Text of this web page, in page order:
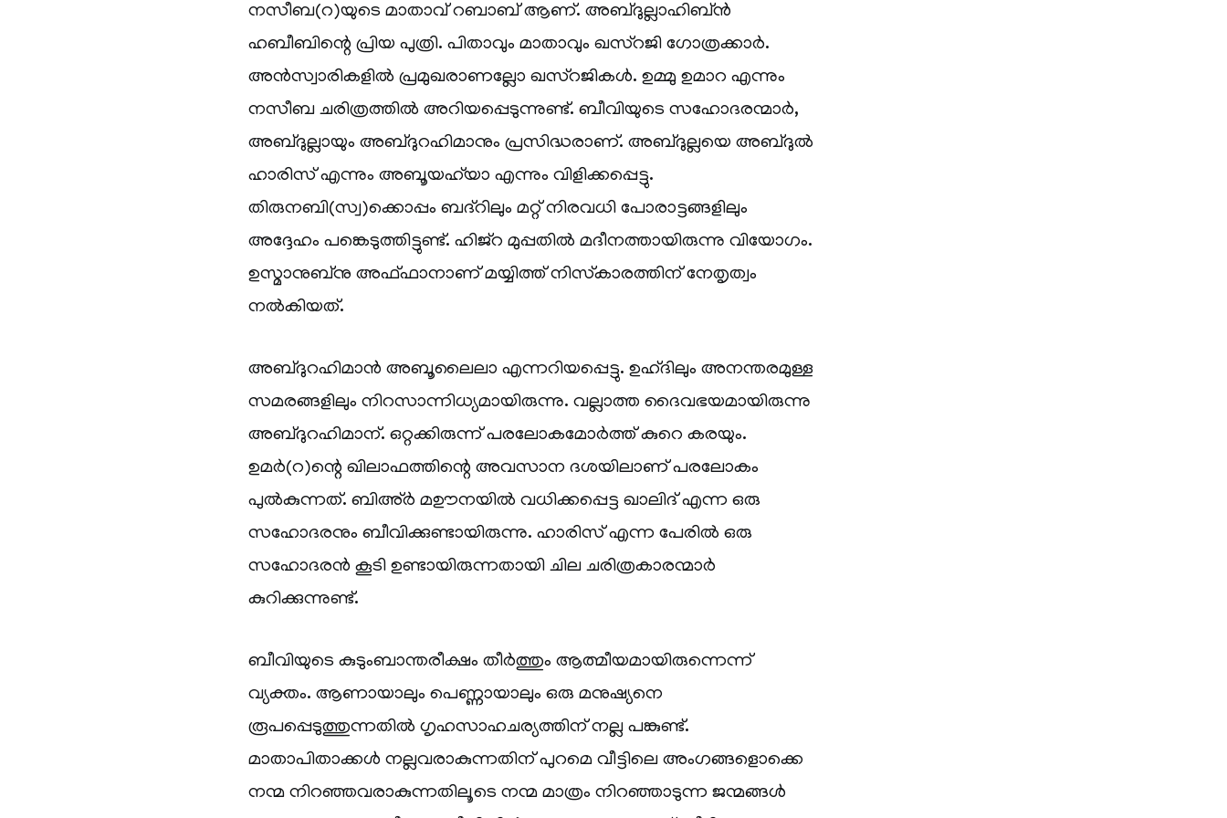
നസീബ(റ)യുടെ മാതാവ് റബാബ് ആണ്. അബ്ദുല്ലാഹിബ്ൻ
ഹബീബിന്റെ പ്രിയ പുത്രി. പിതാവും മാതാവും ഖസ്‌റജി ഗോത്രക്കാർ.
അൻസ്വാരികളിൽ പ്രമുഖരാണല്ലോ ഖസ്‌റജികൾ. ഉമ്മു ഉമാറ എന്നും
നസീബ ചരിത്രത്തിൽ അറിയപ്പെടുന്നുണ്ട്. ബീവിയുടെ സഹോദരന്മാർ,
അബ്ദുല്ലായും അബ്ദുറഹിമാനും പ്രസിദ്ധരാണ്. അബ്ദുല്ലയെ അബ്ദുൽ
ഹാരിസ് എന്നും അബൂയഹ്‌യാ എന്നും വിളിക്കപ്പെട്ടു.
തിരുനബി(സ്വ)ക്കൊപ്പം ബദ്‌റിലും മറ്റ് നിരവധി പോരാട്ടങ്ങളിലും
അദ്ദേഹം പങ്കെടുത്തിട്ടുണ്ട്. ഹിജ്‌റ മുപ്പതിൽ മദീനത്തായിരുന്നു വിയോഗം.
ഉസ്മാനുബ്‌നു അഫ്ഫാനാണ് മയ്യിത്ത് നിസ്‌കാരത്തിന് നേതൃത്വം
നൽകിയത്.
അബ്ദുറഹിമാൻ അബൂലൈലാ എന്നറിയപ്പെട്ടു. ഉഹ്ദിലും അനന്തരമുള്ള
സമരങ്ങളിലും നിറസാന്നിധ്യമായിരുന്നു. വല്ലാത്ത ദൈവഭയമായിരുന്നു
അബ്ദുറഹിമാന്. ഒറ്റക്കിരുന്ന് പരലോകമോർത്ത് കുറെ കരയും.
ഉമർ(റ)ന്റെ ഖിലാഫത്തിന്റെ അവസാന ദശയിലാണ് പരലോകം
പുൽകുന്നത്. ബിഅ്ർ മഊനയിൽ വധിക്കപ്പെട്ട ഖാലിദ് എന്ന ഒരു
സഹോദരനും ബീവിക്കുണ്ടായിരുന്നു. ഹാരിസ് എന്ന പേരിൽ ഒരു
സഹോദരൻ കൂടി ഉണ്ടായിരുന്നതായി ചില ചരിത്രകാരന്മാർ
കുറിക്കുന്നുണ്ട്.
ബീവിയുടെ കുടുംബാന്തരീക്ഷം തീർത്തും ആത്മീയമായിരുന്നെന്ന്
വ്യക്തം. ആണായാലും പെണ്ണായാലും ഒരു മനുഷ്യനെ
രൂപപ്പെടുത്തുന്നതിൽ ഗൃഹസാഹചര്യത്തിന് നല്ല പങ്കുണ്ട്.
മാതാപിതാക്കൾ നല്ലവരാകുന്നതിന് പുറമെ വീട്ടിലെ അംഗങ്ങളൊക്കെ
നന്മ നിറഞ്ഞവരാകുന്നതിലൂടെ നന്മ മാത്രം നിറഞ്ഞാടുന്ന ജന്മങ്ങൾ